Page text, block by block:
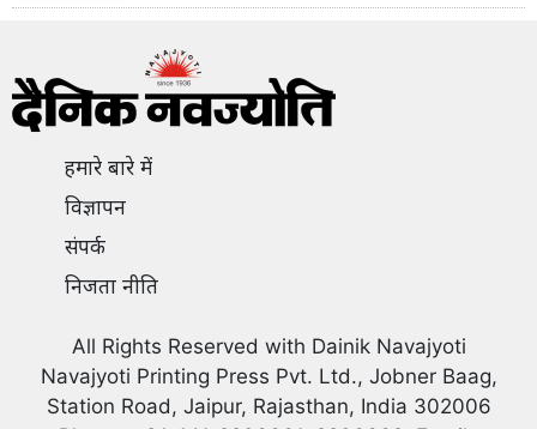
हमारे बारे में
विज्ञापन
संपर्क
निजता नीति
All Rights Reserved with Dainik Navajyoti
Navajyoti Printing Press Pvt. Ltd., Jobner Baag,
Station Road, Jaipur, Rajasthan, India 302006